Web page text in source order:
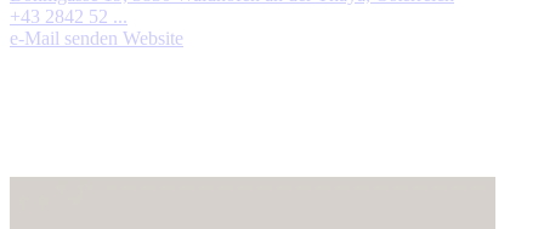
+43 2842 52 ...
e-Mail senden Website